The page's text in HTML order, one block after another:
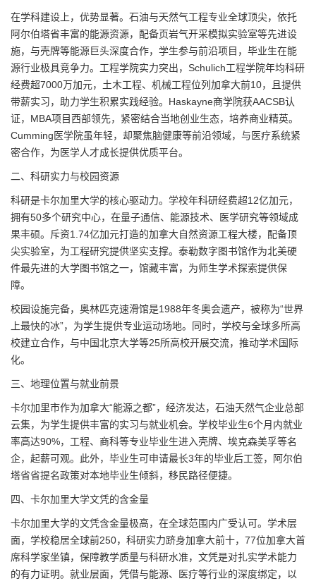
在学科建设上，优势显著。石油与天然气工程专业全球顶尖，依托
阿尔伯塔省丰富的能源资源，配备页岩气开采模拟实验室等先进设
施，与壳牌等能源巨头深度合作，学生参与前沿项目，毕业生在能
源行业极具竞争力。工程学院实力突出，Schulich工程学院年均科研
经费超7000万加元，土木工程、机械工程位列加拿大前10，且提供
带薪实习，助力学生积累实践经验。Haskayne商学院获AACSB认
证，MBA项目西部领先，紧密结合当地创业生态，培养商业精英。
Cumming医学院虽年轻，却聚焦脑健康等前沿领域，与医疗系统紧
密合作，为医学人才成长提供优质平台。
二、科研实力与校园资源
科研是卡尔加里大学的核心驱动力。学校年科研经费超12亿加元，
拥有50多个研究中心，在量子通信、能源技术、医学研究等领域成
果丰硕。斥资1.74亿加元打造的加拿大自然资源工程大楼，配备顶
尖实验室，为工程研究提供坚实支撑。泰勒数字图书馆作为北美硬
件最先进的大学图书馆之一，馆藏丰富，为师生学术探索提供保
障。
校园设施完备，奥林匹克速滑馆是1988年冬奥会遗产，被称为“世界
上最快的冰”，为学生提供专业运动场地。同时，学校与全球多所高
校建立合作，与中国北京大学等25所高校开展交流，推动学术国际
化。
三、地理位置与就业前景
卡尔加里市作为加拿大“能源之都”，经济发达，石油天然气企业总部
云集，为学生提供丰富的实习与就业机会。学校毕业生6个月内就业
率高达90%，工程、商科等专业毕业生进入壳牌、埃克森美孚等名
企，起薪可观。此外，毕业生可申请最长3年的毕业后工签，阿尔伯
塔省省提名政策对本地毕业生倾斜，移民路径便捷。
四、卡尔加里大学文凭的含金量
卡尔加里大学的文凭含金量极高，在全球范围内广受认可。学术层
面，学校稳居全球前250，科研实力跻身加拿大前十，77位加拿大首
席科学家坐镇，保障教学质量与科研水准，文凭是对扎实学术能力
的有力证明。就业层面，凭借与能源、医疗等行业的深度绑定，以